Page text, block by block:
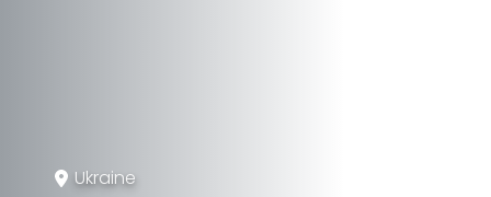
Ukraine